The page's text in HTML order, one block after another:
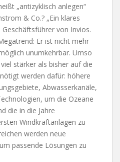
„antizyklisch anlegen“
& Co.? „Ein klares
von Invios.
Er ist nicht mehr
unumkehrbar. Umso
stärker als bisher auf die
werden dafür: höhere
Abwasserkanäle,
um die Ozeane
die in die Jahre
Windkraftanlagen zu
werden neue
passende Lösungen zu